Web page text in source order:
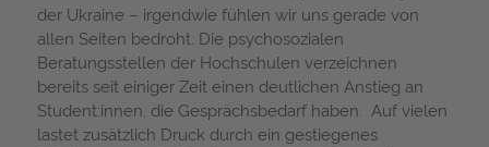
der Ukraine – irgendwie fühlen wir uns gerade von
allen Seiten bedroht. Die psychosozialen
Beratungsstellen der Hochschulen verzeichnen
bereits seit einiger Zeit einen deutlichen Anstieg an
Student:innen, die Gesprächsbedarf haben. Auf vielen
lastet zusätzlich Druck durch ein gestiegenes